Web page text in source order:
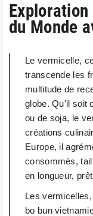
du Monde
Le vermicelle,
transcende les
multitude de
globe. Qu'il soit
ou de soja, le
créations
Europe, il
consommés,
en longueur,
Les
bo bun